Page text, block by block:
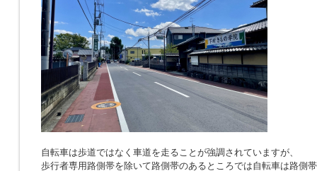
自転車は歩道ではなく車道を走ることが強調されていますが、
歩行者専用路側帯を除いて路側帯のあるところでは自転車は路側